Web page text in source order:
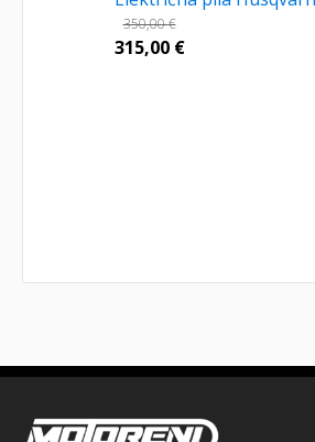
350,00€
315,00 €